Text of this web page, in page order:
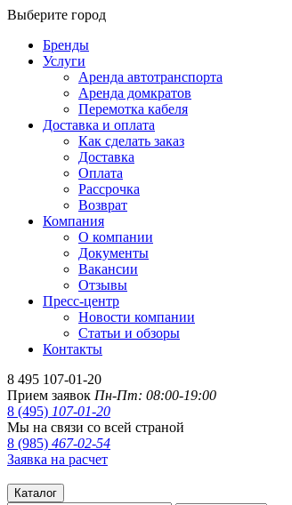
Выберите город
Бренды
Услуги
Аренда автотранспорта
Аренда домкратов
Перемотка кабеля
Доставка и оплата
Как сделать заказ
Доставка
Оплата
Рассрочка
Возврат
Компания
О компании
Документы
Вакансии
Отзывы
Пресс-центр
Новости компании
Статьи и обзоры
Контакты
8 495 107-01-20
Прием заявок Пн-Пт: 08:00-19:00
8 (495) 107-01-20
Мы на связи со всей страной
8 (985) 467-02-54
Заявка на расчет
Каталог